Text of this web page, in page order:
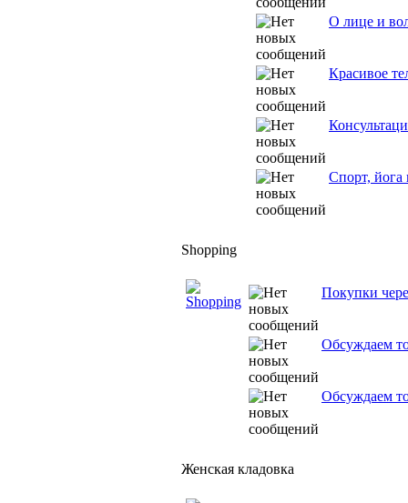
О лице и
Красивое
Спорт, йога
Shopping
Покупки
Обсуждаем
Обсуждаем
Женская кладовка